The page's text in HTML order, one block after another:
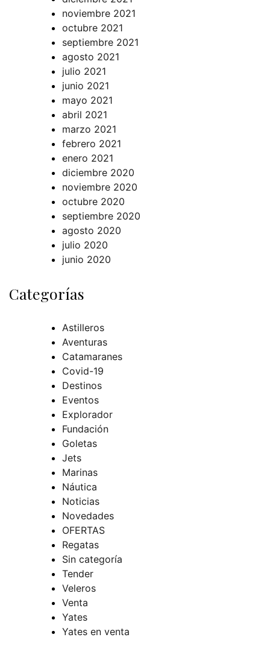
noviembre 2021
octubre 2021
septiembre 2021
agosto 2021
julio 2021
junio 2021
mayo 2021
abril 2021
marzo 2021
febrero 2021
enero 2021
diciembre 2020
noviembre 2020
octubre 2020
septiembre 2020
agosto 2020
julio 2020
junio 2020
Categorías
Astilleros
Aventuras
Catamaranes
Covid-19
Destinos
Eventos
Explorador
Fundación
Goletas
Jets
Marinas
Náutica
Noticias
Novedades
OFERTAS
Regatas
Sin categoría
Tender
Veleros
Venta
Yates
Yates en venta